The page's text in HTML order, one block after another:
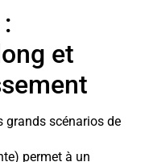
et
grands scénarios de
permet à un